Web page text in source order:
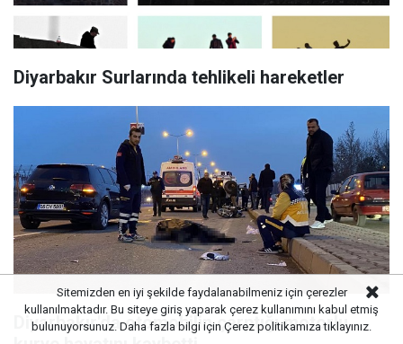
Diyarbakır Surlarında tehlikeli hareketler
Diyarbakır'da otomobilin çarptığı motorlu
Sitemizden en iyi şekilde faydalanabilmeniz için çerezler
kullanılmaktadır. Bu siteye giriş yaparak çerez kullanımını kabul etmiş
bulunuyorsunuz. Daha fazla bilgi için Çerez politikamıza tıklayınız.